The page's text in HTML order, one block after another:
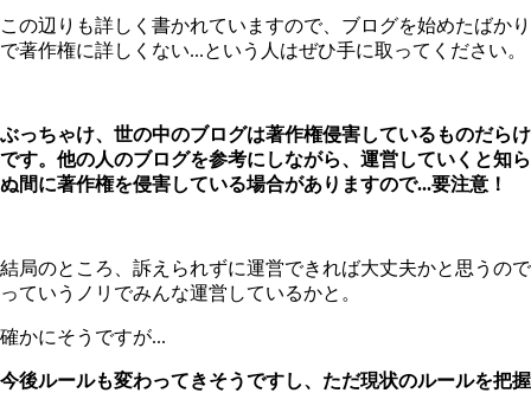
この辺りも詳しく書かれていますので、ブログを始めたばかり
で著作権に詳しくない...という人はぜひ手に取ってください。
ぶっちゃけ、世の中のブログは著作権侵害しているものだらけ
です。他の人のブログを参考にしながら、運営していくと知ら
ぬ間に著作権を侵害している場合がありますので...要注意！
結局のところ、訴えられずに運営できれば大丈夫かと思うので
っていうノリでみんな運営しているかと。
確かにそうですが...
今後ルールも変わってきそうですし、ただ現状のルールを把握